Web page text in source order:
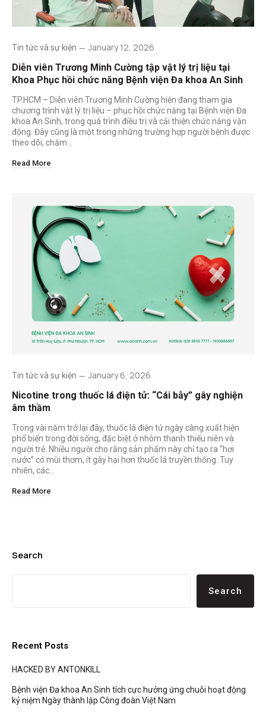
January 12, 2026
Tin tức và sự kiện
Diễn viên Trương Minh Cường tập vật lý trị liệu tại
Khoa Phục hồi chức năng Bệnh viện Đa khoa An Sinh
TP.HCM – Diễn viên Trương Minh Cường hiện đang tham gia
chương trình vật lý trị liệu – phục hồi chức năng tại Bệnh viện Đa
khoa An Sinh, trong quá trình điều trị và cải thiện chức năng vận
động. Đây cũng là một trong những trường hợp người bệnh được
theo dõi, chăm…
Read More
January 6, 2026
Tin tức và sự kiện
Nicotine trong thuốc lá điện tử: “Cái bẫy” gây nghiện
âm thầm
Trong vài năm trở lại đây, thuốc lá điện tử ngày càng xuất hiện
phổ biến trong đời sống, đặc biệt ở nhóm thanh thiếu niên và
người trẻ. Nhiều người cho rằng sản phẩm này chỉ tạo ra “hơi
nước” có mùi thơm, ít gây hại hơn thuốc lá truyền thống. Tuy
nhiên, các…
Read More
Search
Search
Recent Posts
HACKED BY ANTONKILL
Bệnh viện Đa khoa An Sinh tích cực hưởng ứng chuỗi hoạt động
kỷ niệm Ngày thành lập Công đoàn Việt Nam